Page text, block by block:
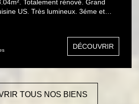
Totalement rénové. Grand
US. Très lumineux. 3éme et
grande cave. Possibilité parking. Mr
DÉCOUVRIR
TOUS NOS BIENS